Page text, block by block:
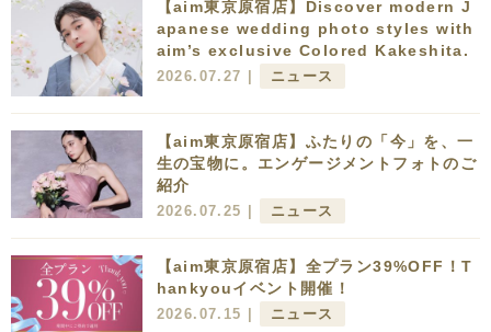
【aim東京原宿店】Discover modern J
apanese wedding photo styles with
aim’s exclusive Colored Kakeshita.
2026.07.27 | ニュース
【aim東京原宿店】ふたりの「今」を、一
生の宝物に。エンゲージメントフォトのご
紹介
2026.07.25 | ニュース
【aim東京原宿店】全プラン39%OFF！T
hankyouイベント開催！
2026.07.15 | ニュース